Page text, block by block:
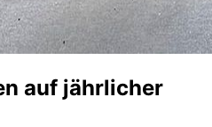
auf jährlicher